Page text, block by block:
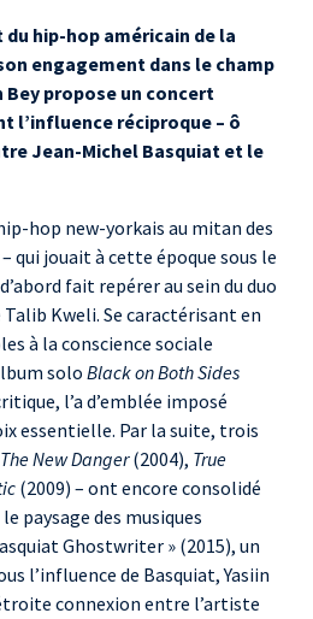
hip-hop américain de la
engagement dans le champ
propose un concert
l’influence réciproque – ô
Jean-Michel Basquiat et le
hop new-yorkais au mitan des
– qui jouait à cette époque sous le
fait repérer au sein du duo
Talib Kweli. Se caractérisant en
à la conscience sociale
solo Black on Both Sides
l’a d’emblée imposé
essentielle. Par la suite, trois
The New Danger(2004), True
(2009) – ont encore consolidé
paysage des musiques
Ghostwriter » (2015), un
l’influence de Basquiat, Yasiin
connexion entre l’artiste